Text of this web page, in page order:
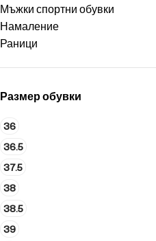
Мъжки спортни обувки
Намаление
Раници
Размер обувки
36
36.5
37.5
38
38.5
39